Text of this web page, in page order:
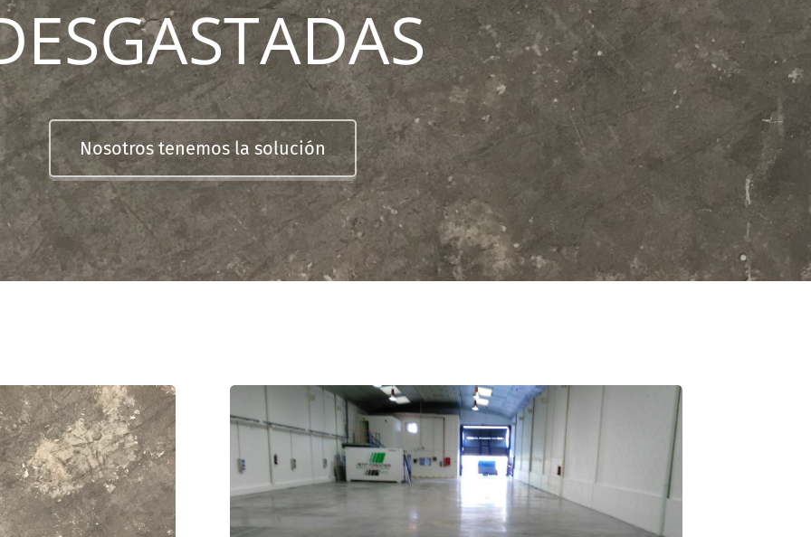
Nosotros tenemos la solución